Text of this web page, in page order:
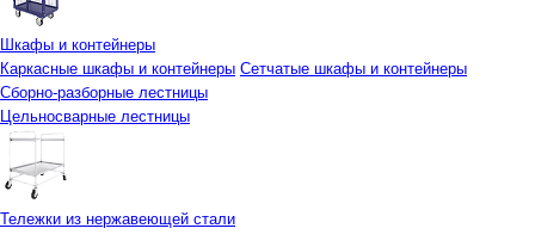
Шкафы и контейнеры
Каркасные шкафы и контейнеры Сетчатые шкафы и контейнеры
Сборно-разборные лестницы
Цельносварные лестницы
Тележки из нержавеющей стали